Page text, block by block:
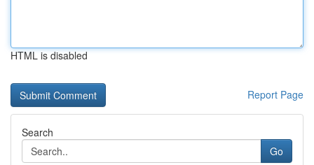
HTML is disabled
Report Page
Search
Go